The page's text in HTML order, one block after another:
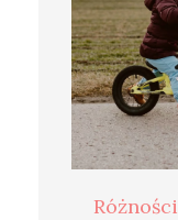
Różności